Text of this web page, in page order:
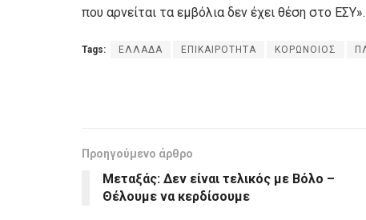
που αρνείται τα εμβόλια δεν έχει θέση στο ΕΣΥ».
Tags: ΕΛΛΑΔΑ ΕΠΙΚΑΙΡΟΤΗΤΑ ΚΟΡΩΝΟΙΟΣ
Προηγούμενο άρθρο
Μεταξάς: Δεν είναι τελικός με Βόλο –
Θέλουμε να κερδίσουμε